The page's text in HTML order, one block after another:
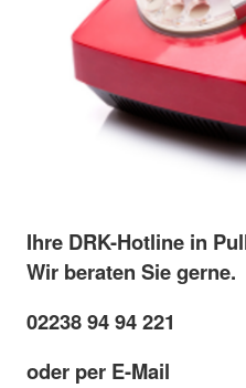
Ihre DRK-Hotline in
Wir beraten Sie gerne.
02238 94 94 221
oder per E-Mail